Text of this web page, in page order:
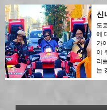
모
자
독
신
도
에
가
어
리
는